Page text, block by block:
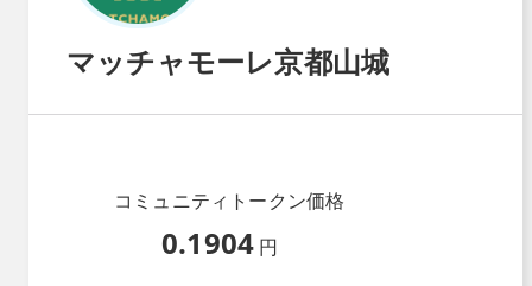
マッチャモーレ京都山城
コミュニティトークン価格
0.1904 円